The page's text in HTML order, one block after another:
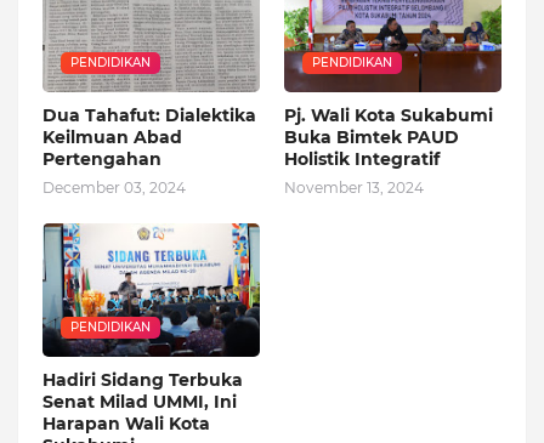
PENDIDIKAN
Dua Tahafut: Dialektika
Keilmuan Abad
Pertengahan
December 03, 2024
PENDIDIKAN
Pj. Wali Kota Sukabumi
Buka Bimtek PAUD
Holistik Integratif
November 13, 2024
PENDIDIKAN
Hadiri Sidang Terbuka
Senat Milad UMMI, Ini
Harapan Wali Kota